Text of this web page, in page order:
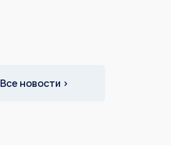
Все новости ›